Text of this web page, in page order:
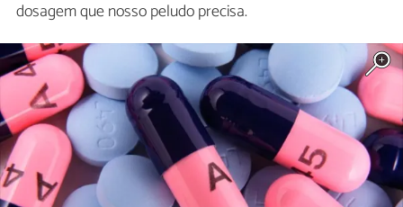
dosagem que nosso peludo precisa.